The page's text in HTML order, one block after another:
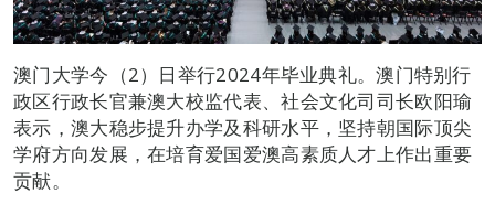
澳门大学今（2）日举行2024年毕业典礼。澳门特别行
政区行政长官兼澳大校监代表、社会文化司司长欧阳瑜
表示，澳大稳步提升办学及科研水平，坚持朝国际顶尖
学府方向发展，在培育爱国爱澳高素质人才上作出重要
贡献。